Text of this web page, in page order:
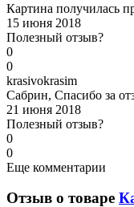
Картина получилась
15 июня 2018
Полезный отзыв?
0
0
krasivokrasim
Сабрин, Спасибо за
21 июня 2018
Полезный отзыв?
0
0
Еще комментарии
Отзыв о товаре